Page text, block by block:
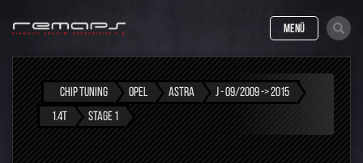
MENÜ
CHIP TUNING OPEL ASTRA
J - 09/2009 -> 2015
1.4T
STAGE 1